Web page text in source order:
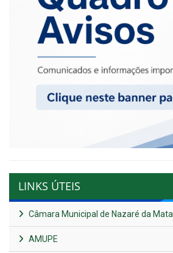
LINKS ÚTEIS
Câmara Municipal de Nazaré da Mata
AMUPE